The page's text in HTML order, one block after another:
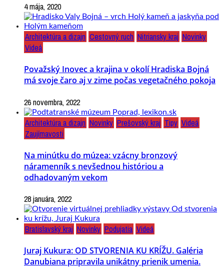
4 mája, 2020
Architektúra a dizajn Cestovný ruch Nitriansky kraj Novinky
Videá
Považský Inovec a krajina v okolí Hradiska Bojná
má svoje čaro aj v zime počas vegetačného pokoja
26 novembra, 2022
Architektúra a dizajn Novinky Prešovský kraj Tipy Videá
Zaujímavosti
Na minútku do múzea: vzácny bronzový
náramenník s nevšednou históriou a
odhadovaným vekom
28 januára, 2022
Bratislavský kraj Novinky Podujatia Videá
Juraj Kukura: OD STVORENIA KU KRÍŽU. Galéria
Danubiana pripravila unikátny prienik umenia.